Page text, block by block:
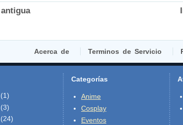
Acerca de Terminos de Servicio
(1)
(3)
(24)
Categorías
Anime
Cosplay
Eventos